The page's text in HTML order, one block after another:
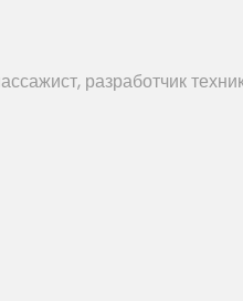
разработчик